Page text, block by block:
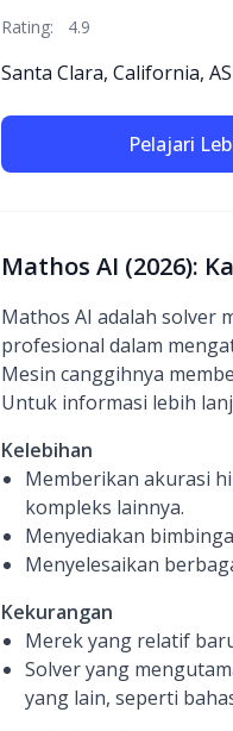
Rating: 4.9
Santa Clara, California, AS
Pelajari
Mathos AI (2026):
Mathos AI adalah solver
profesional dalam
Mesin canggihnya
Untuk informasi lebih
Kelebihan
Memberikan akurasi
kompleks lainnya.
Menyediakan
Menyelesaikan
Kekurangan
Merek yang relatif
Solver yang
yang lain, seperti